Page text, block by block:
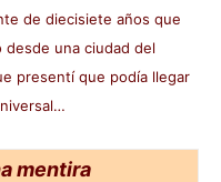
de diecisiete años que
desde una ciudad del
presentí que podía llegar
mentira